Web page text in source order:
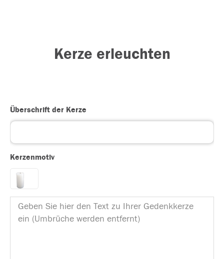
Kerze erleuchten
Überschrift der Kerze
Kerzenmotiv